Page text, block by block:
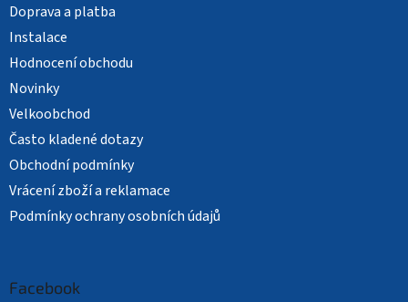
Doprava a platba
Instalace
Hodnocení obchodu
Novinky
Velkoobchod
Často kladené dotazy
Obchodní podmínky
Vrácení zboží a reklamace
Podmínky ochrany osobních údajů
Facebook